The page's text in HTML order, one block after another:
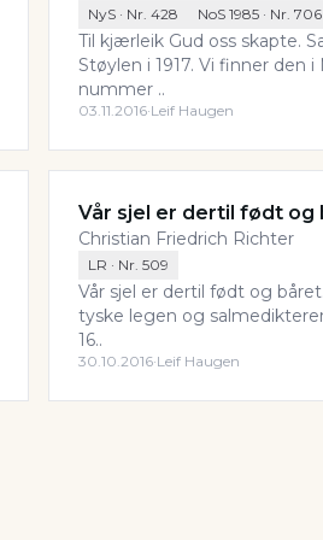
NyS · Nr. 428 NoS 1985 · Nr. 706
Til kjærleik Gud oss skapte.
Støylen i 1917. Vi finner den
nummer ..
03.11.2016·Leif Haugen
Vår sjel er dertil født og
Christian Friedrich Richter
LR · Nr. 509
Vår sjel er dertil født og
tyske legen og
16..
30.10.2016·Leif Haugen